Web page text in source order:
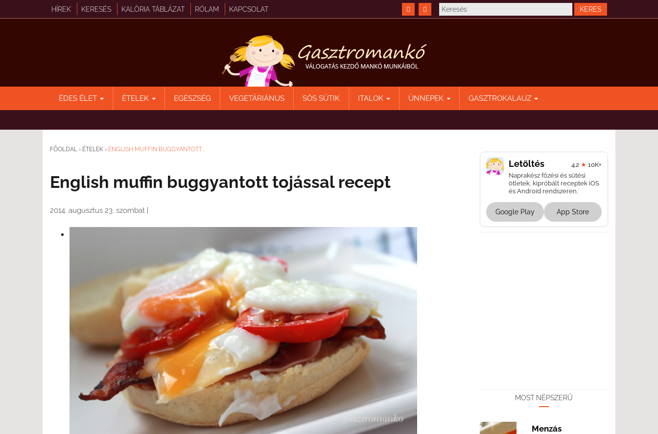
HÍREK KERESÉS KALÓRIA TÁBLÁZAT RÓLAM KAPCSOLAT
ÉDES ÉLET ÉTELEK EGÉSZSÉG VEGETÁRIÁNUS SÓS SÜTIK ITALOK ÜNNEPEK GASZTROKALAUZ
FŐOLDAL › ÉTELEK › ENGLISH MUFFIN BUGGYANTOTT...
English muffin buggyantott tojással recept
2014. augusztus 23. szombat
Letöltés 4.2 ★ 10K+
Naprakész főzési és sütési
ötletek, kipróbált receptek iOS
és Android rendszeren.
Google Play App Store
MOST NÉPSZERŰ
Menzás